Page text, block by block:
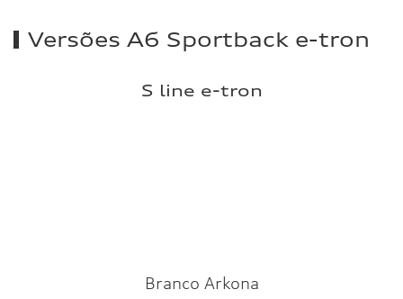
Versões A6 Sportback e-tron
S line e-tron
Branco Arkona